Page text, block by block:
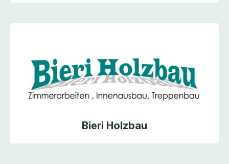
Bieri Holzbau